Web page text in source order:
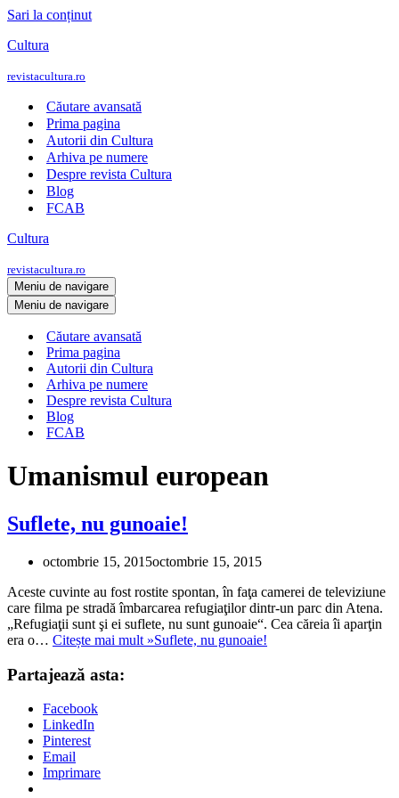
Sari la conținut
Cultura
revistacultura.ro
Căutare avansată
Prima pagina
Autorii din Cultura
Arhiva pe numere
Despre revista Cultura
Blog
FCAB
Cultura
revistacultura.ro
Meniu de navigare
Meniu de navigare
Căutare avansată
Prima pagina
Autorii din Cultura
Arhiva pe numere
Despre revista Cultura
Blog
FCAB
Umanismul european
Suflete, nu gunoaie!
octombrie 15, 2015octombrie 15, 2015
Aceste cuvinte au fost rostite spontan, în faţa camerei de televiziune
care filma pe stradă îmbarcarea refugiaţilor dintr-un parc din Atena.
„Refugiaţii sunt şi ei suflete, nu sunt gunoaie“. Cea căreia îi aparţin
era o… Citește mai mult »Suflete, nu gunoaie!
Partajează asta:
Facebook
LinkedIn
Pinterest
Email
Imprimare